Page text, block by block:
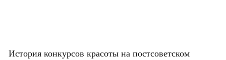
История конкурсов красоты на постсоветском